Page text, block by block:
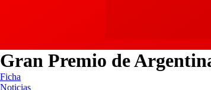
Gran Premio de
Ficha
Noticias